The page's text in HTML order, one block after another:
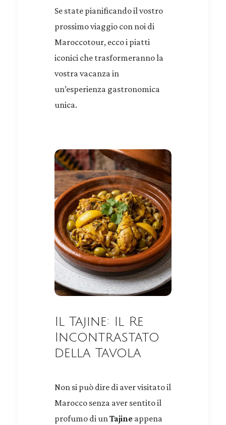
Se state pianificando il vostro
prossimo viaggio con noi di
Maroccotour, ecco i piatti
iconici che trasformeranno la
vostra vacanza in
un’esperienza gastronomica
unica.
Il Tajine: Il Re
Incontrastato
della Tavola
Non si può dire di aver visitato il
Marocco senza aver sentito il
profumo di un Tajine appena